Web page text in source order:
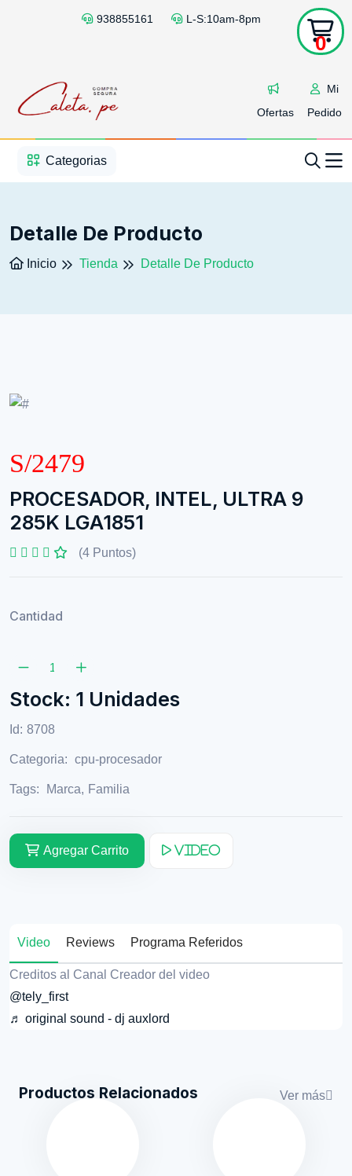
938855161 L-S:10am-8pm
Ofertas
Mi
Pedido
0
Categorias
Detalle De Producto
Inicio Tienda Detalle De Producto
S/2479
PROCESADOR, INTEL, ULTRA 9
285K LGA1851
(4 Puntos)
Cantidad
Stock: 1 Unidades
Id: 8708
Categoria: cpu-procesador
Tags: Marca, Familia
Agregar Carrito Video
Video Reviews Programa Referidos
Creditos al Canal Creador del video
@tely_first
♬ original sound - dj auxlord
Productos Relacionados Ver más